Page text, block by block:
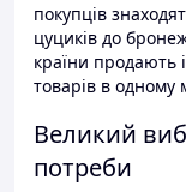
покупців
цуциків до
країни продають
товарів в одному
Великий
потреби